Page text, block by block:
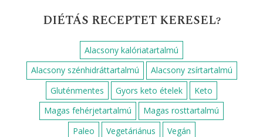
DIÉTÁS RECEPTET KERESEL?
Alacsony kalóriatartalmú
Alacsony szénhidráttartalmú
Alacsony zsírtartalmú
Gluténmentes
Gyors keto ételek
Keto
Magas fehérjetartalmú
Magas rosttartalmú
Paleo
Vegetáriánus Vegán